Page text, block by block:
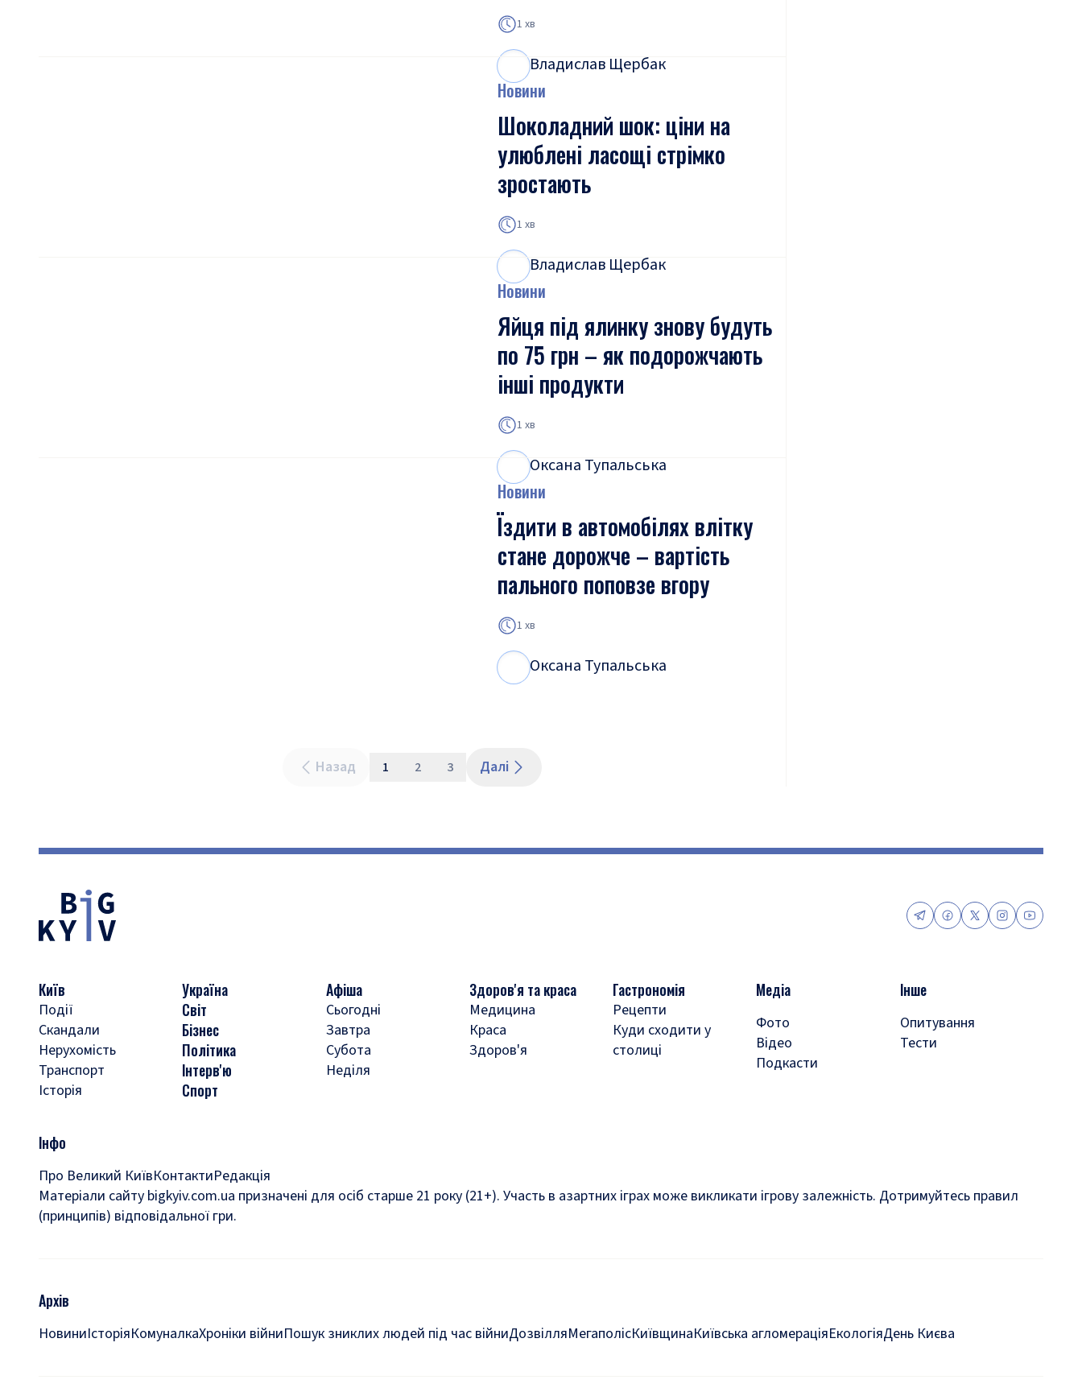
1 хв
Владислав Щербак
Новини
Шоколадний шок: ціни на
улюблені ласощі стрімко
зростають
1 хв
Владислав Щербак
Новини
Яйця під ялинку знову будуть
по 75 грн – як подорожчають
інші продукти
1 хв
Оксана Тупальська
Новини
Їздити в автомобілях влітку
стане дорожче – вартість
пального поповзе вгору
1 хв
Оксана Тупальська
Назад 1 2 3 Далі
Київ
Події
Скандали
Нерухомість
Транспорт
Історія
Україна
Світ
Бізнес
Політика
Інтерв'ю
Спорт
Афіша
Сьогодні
Завтра
Субота
Неділя
Здоров'я та краса
Медицина
Краса
Здоров'я
Гастрономія
Рецепти
Куди сходити у
столиці
Медіа
Фото
Відео
Подкасти
Інше
Опитування
Тести
Інфо
Про Великий КиївКонтактиРедакція
Матеріали сайту bigkyiv.com.ua призначені для осіб старше 21 року (21+). Участь в азартних іграх може викликати ігрову залежність. Дотримуйтесь правил
(принципів) відповідальної гри.
Архів
НовиниІсторіяКомуналкаХроніки війниПошук зниклих людей під час війниДозвілляМегаполісКиївщинаКиївська агломераціяЕкологіяДень Києва